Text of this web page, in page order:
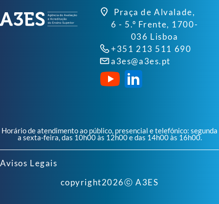
Praça de Alvalade,
6 - 5.º Frente, 1700-
036 Lisboa
+351 213 511 690
a3es@a3es.pt
Horário de atendimento ao público, presencial e telefónico: segunda
a sexta-feira, das 10h00 às 12h00 e das 14h00 às 16h00.
Avisos Legais
copyright2026ⓒ A3ES